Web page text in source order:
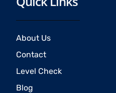
About Us
Contact
Level Check
Blog